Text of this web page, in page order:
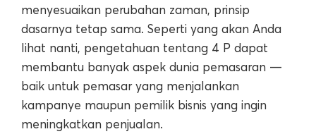
menyesuaikan perubahan zaman, prinsip
dasarnya tetap sama. Seperti yang akan Anda
lihat nanti, pengetahuan tentang 4 P dapat
membantu banyak aspek dunia pemasaran —
baik untuk pemasar yang menjalankan
kampanye maupun pemilik bisnis yang ingin
meningkatkan penjualan.